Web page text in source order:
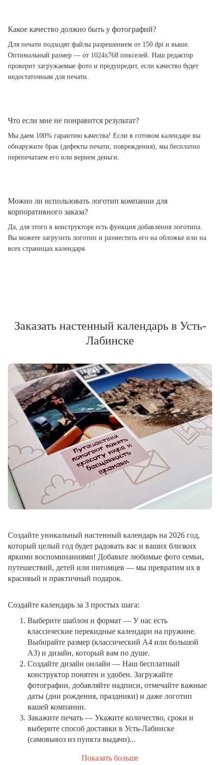
Какое качество должно быть у фотографий?
Для печати подходят файлы разрешением от 150 dpi и выше.
Оптимальный размер — от 1024x768 пикселей. Наш редактор
проверит загружаемые фото и предупредит, если качество будет
недостаточным для печати.
Что если мне не понравится результат?
Мы даем 100% гарантию качества! Если в готовом календаре вы
обнаружите брак (дефекты печати, повреждения), мы бесплатно
перепечатаем его или вернем деньги.
Можно ли использовать логотип компании для
корпоративного заказа?
Да, для этого в конструкторе есть функция добавления логотипа.
Вы можете загрузить логотип и разместить его на обложке или на
всех страницах календаря.
Заказать настенный календарь в Усть-
Лабинске
Создайте уникальный настенный календарь на 2026 год,
который целый год будет радовать вас и ваших близких
яркими воспоминаниями! Добавьте любимые фото семьи,
путешествий, детей или питомцев — мы превратим их в
красивый и практичный подарок.
Создайте календарь за 3 простых шага:
Выберите шаблон и формат — У нас есть
классические перекидные календари на пружине.
Выбирайте размер (классический A4 или большой
A3) и дизайн, который вам по душе.
Создайте дизайн онлайн — Наш бесплатный
конструктор понятен и удобен. Загружайте
фотографии, добавляйте надписи, отмечайте важные
даты (дни рождения, праздники) и даже логотип
вашей компании.
Закажите печать — Укажите количество, сроки и
выберите способ доставки в Усть-Лабинске
(самовывоз из пункта выдачи)...
Показать больше